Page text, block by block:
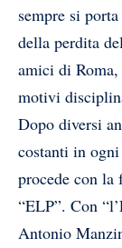
sempre si
della perdita
amici di Roma,
motivi
Dopo diversi
costanti in
procede con la
“ELP”. Con
Antonio